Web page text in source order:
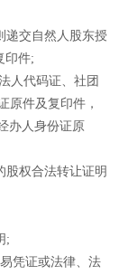
交自然人股东授
印件;
人代码证、社团
原件及复印件，
办人身份证原
权合法转让证明
;
凭证或法律、法